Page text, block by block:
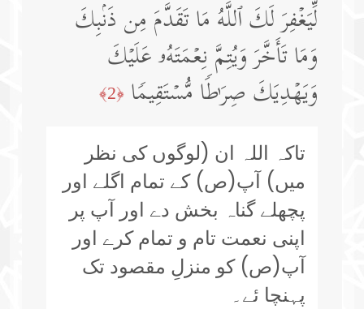
لِّیَغۡفِرَ لَكَ ٱللَّهُ مَا تَقَدَّمَ مِن ذَنۢبِكَ
وَمَا تَأَخَّرَ وَیُتِمَّ نِعۡمَتَهُۥ عَلَیۡكَ
وَیَهۡدِیَكَ صِرَ ٰ⁠طࣰا مُّسۡتَقِیمࣰا ﴿2﴾
تاکہ اللہ ان (لوگوں کی نظر
میں) آپ(ص) کے تمام اگلے اور
پچھلے گناہ بخش دے اور آپ پر
اپنی نعمت تام و تمام کرے اور
آپ(ص) کو منزلِ مقصود تک
پہنچا ئے۔